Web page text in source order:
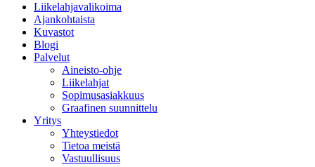
Liikelahjavalikoima
Ajankohtaista
Kuvastot
Blogi
Palvelut
Aineisto-ohje
Liikelahjat
Sopimusasiakkuus
Graafinen suunnittelu
Yritys
Yhteystiedot
Tietoa meistä
Vastuullisuus